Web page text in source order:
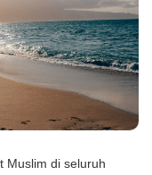
Muslim di seluruh